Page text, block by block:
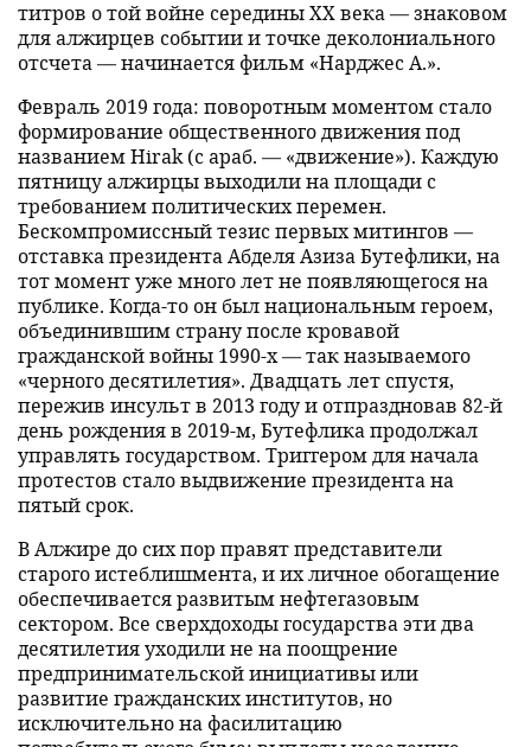
титров о той войне середины XX века — знаковом
для алжирцев событии и точке деколониального
отсчета — начинается фильм «Нарджес А.».
Февраль 2019 года: поворотным моментом стало
формирование общественного движения под
названием Hirak (с араб. — «движение»). Каждую
пятницу алжирцы выходили на площади с
требованием политических перемен.
Бескомпромиссный тезис первых митингов —
отставка президента Абделя Азиза Бутефлики, на
тот момент уже много лет не появляющегося на
публике. Когда-то он был национальным героем,
объединившим страну после кровавой
гражданской войны 1990-х — так называемого
«черного десятилетия». Двадцать лет спустя,
пережив инсульт в 2013 году и отпраздновав 82-й
день рождения в 2019-м, Бутефлика продолжал
управлять государством. Триггером для начала
протестов стало выдвижение президента на
пятый срок.
В Алжире до сих пор правят представители
старого истеблишмента, и их личное обогащение
обеспечивается развитым нефтегазовым
сектором. Все сверхдоходы государства эти два
десятилетия уходили не на поощрение
предпринимательской инициативы или
развитие гражданских институтов, но
исключительно на фасилитацию